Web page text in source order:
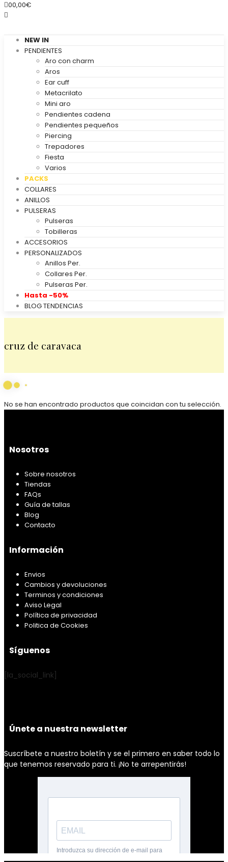
00,00€
NEW IN
PENDIENTES
Aro con charm
Aros
Ear cuff
Metacrilato
Mini aro
Pendientes cadena
Pendientes pequeños
Piercing
Trepadores
Fiesta
Varios
PACKS
COLLARES
ANILLOS
PULSERAS
Pulseras
Tobilleras
ACCESORIOS
PERSONALIZADOS
Anillos Per.
Collares Per.
Pulseras Per.
Hasta -50%
BLOG TENDENCIAS
cruz de caravaca
No se han encontrado productos que coincidan con tu selección.
Nosotros
Sobre nosotros
Tiendas
FAQs
Guía de tallas
Blog
Contacto
Información
Envios
Cambios y devoluciones
Terminos y condiciones
Aviso Legal
Política de privacidad
Politica de Cookies
Síguenos
[la_social_link]
Únete a nuestra newsletter
Suscríbete a nuestro boletín y se el primero en saber todo lo
que tenemos reservado para ti. ¡No te arrepentirás!